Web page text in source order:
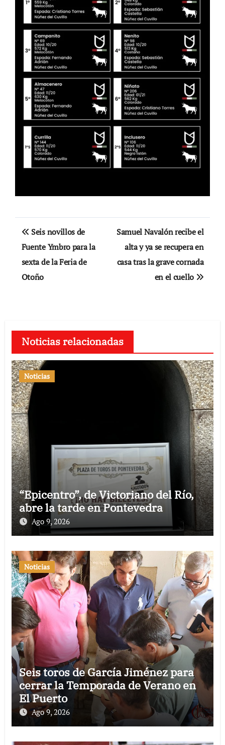
Navegación
de
entradas
Seis novillos de
Fuente Ymbro para la
sexta de la Feria de
Otoño
Samuel Navalón recibe el
alta y ya se recupera en
casa tras la grave cornada
en el cuello
Noticias relacionadas
Noticias
“Epicentro”, de Victoriano del Río,
abre la tarde en Pontevedra
Ago 9, 2026
Noticias
Seis toros de García Jiménez para
cerrar la Temporada de Verano en
El Puerto
Ago 9, 2026